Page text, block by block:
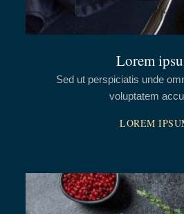
Lorem
Sed ut perspiciatis unde
voluptatem
LOREM